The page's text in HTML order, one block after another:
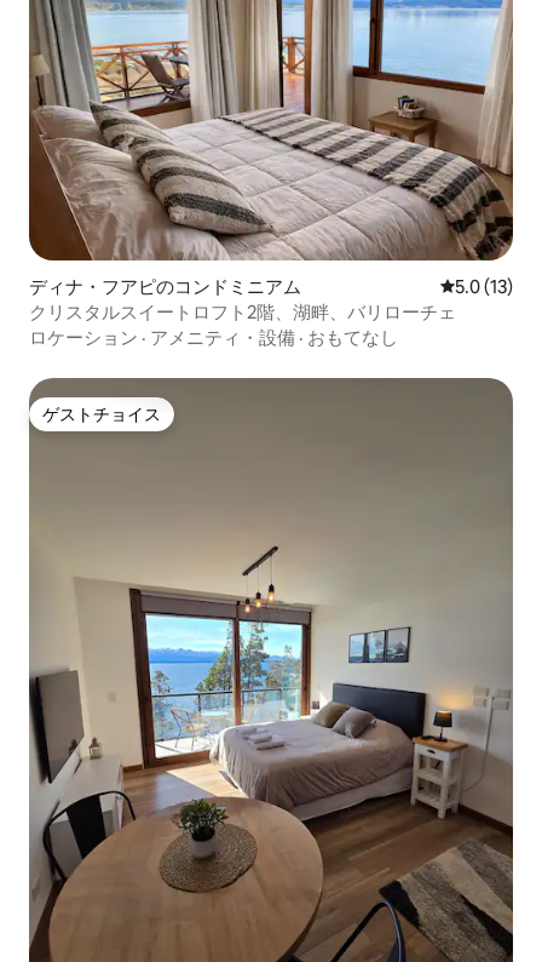
ディナ・フアピのコンドミニアム レビュー13
5.0 (13)
クリスタルスイートロフト2階、湖畔、バリローチェ
ロケーション · アメニティ・設備 · おもてなし
ゲストチョイス
ゲストチョイス